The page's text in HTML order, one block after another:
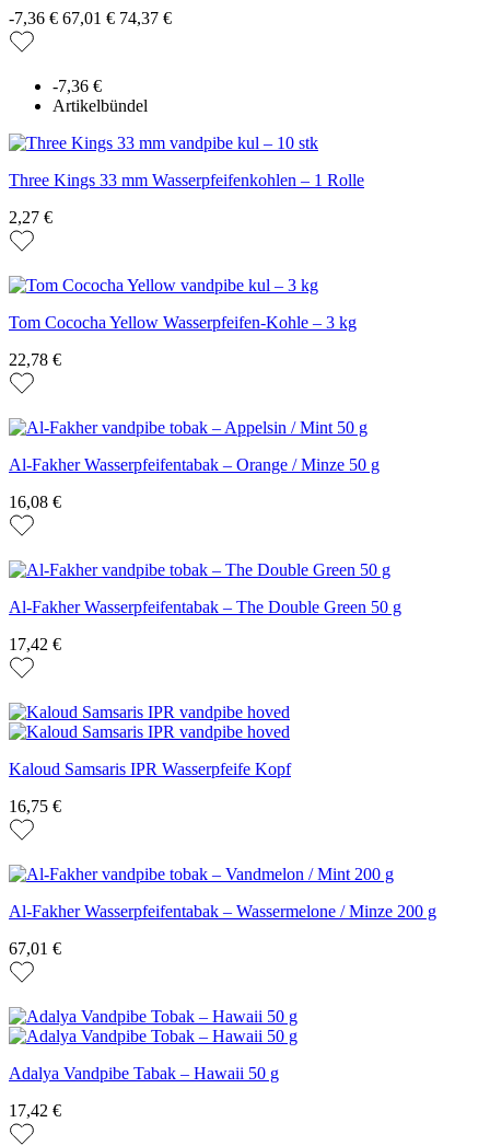
-7,36 € 67,01 € 74,37 €
-7,36 €
Artikelbündel
Three Kings 33 mm Wasserpfeifenkohlen – 1 Rolle
2,27 €
Tom Cococha Yellow Wasserpfeifen-Kohle – 3 kg
22,78 €
Al-Fakher Wasserpfeifentabak – Orange / Minze 50 g
16,08 €
Al-Fakher Wasserpfeifentabak – The Double Green 50 g
17,42 €
Kaloud Samsaris IPR Wasserpfeife Kopf
16,75 €
Al-Fakher Wasserpfeifentabak – Wassermelone / Minze 200 g
67,01 €
Adalya Vandpibe Tabak – Hawaii 50 g
17,42 €